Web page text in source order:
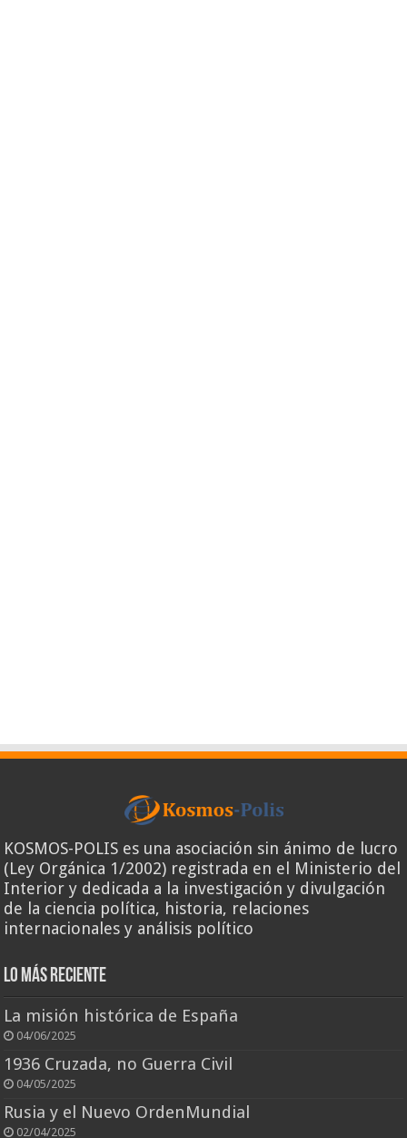
KOSMOS-POLIS es una asociación sin ánimo de lucro
(Ley Orgánica 1/2002) registrada en el Ministerio del
Interior y dedicada a la investigación y divulgación
de la ciencia política, historia, relaciones
internacionales y análisis político
Lo más reciente
La misión histórica de España
04/06/2025
1936 Cruzada, no Guerra Civil
04/05/2025
Rusia y el Nuevo OrdenMundial
02/04/2025